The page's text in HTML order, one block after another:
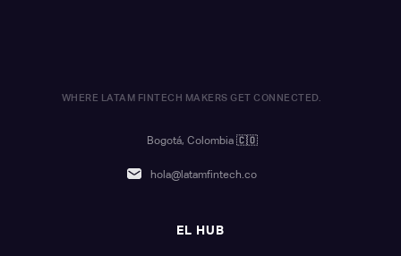
WHERE LATAM FINTECH MAKERS GET CONNECTED.
Bogotá, Colombia 🇨🇴
hola@latamfintech.co
EL HUB